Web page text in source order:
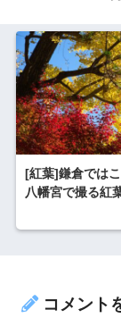
[紅葉]鎌倉では
八幡宮で撮る紅
コメント